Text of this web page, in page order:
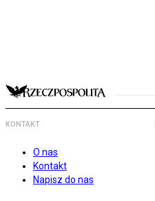
KONTAKT
O nas
Kontakt
Napisz do nas